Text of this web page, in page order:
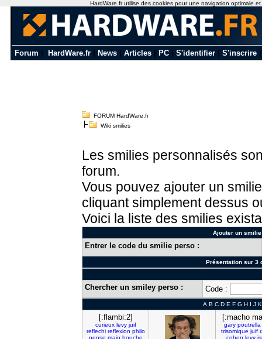
Forum HardWare.fr News Articles PC S'identifier S'inscrire
FORUM HardWare.fr
Wiki smilies
Les smilies personnalisés
forum.
Vous pouvez ajouter un
cliquant simplement dessus
Voici la liste des smilies
Ajouter un
Entrer le code du smilie perso :
Présentation sur 3
Chercher un smiley perso : Code :
A B C D E F G H I J K
[:flambi:2]
curieux levy juif
reflechi reflexion philo
pense main bouche
[:macho
gary poutrella
trisomique juif
cohen levy
HardWare.fr utilise des cookies pour une navigation optimale